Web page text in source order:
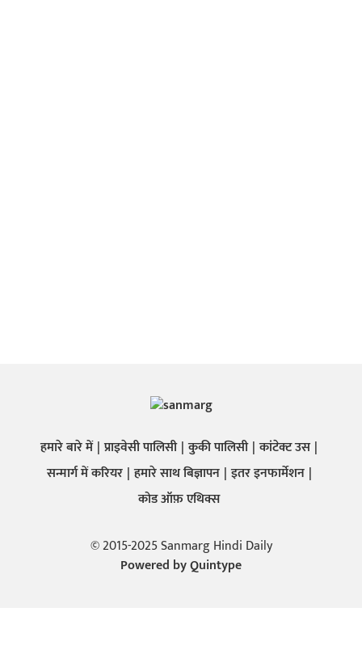
हमारे बारे में प्राइवेसी पालिसी कुकी पालिसी कांटेक्ट उस
सन्मार्ग में करियर हमारे साथ बिज्ञापन इतर इनफार्मेशन
कोड ऑफ़ एथिक्स
© 2015-2025 Sanmarg Hindi Daily
Powered byQuintype